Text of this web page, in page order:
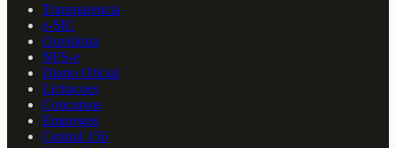
Transparencia
e-SIC
Ouvidoria
NFS-e
Diario Oficial
Licitacoes
Concursos
Empregos
Central 156